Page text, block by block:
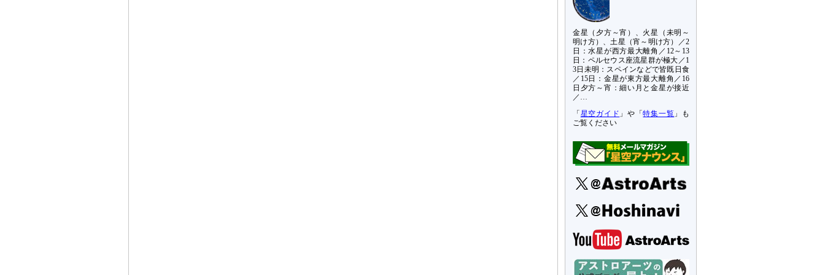
金星（夕方～宵）、火星（未明～
明け方）、土星（宵～明け方）／2
日：水星が西方最大離角／12～13
日：ペルセウス座流星群が極大／1
3日未明：スペインなどで皆既日食
／15日：金星が東方最大離角／16
日夕方～宵：細い月と金星が接近
／…
「 星空ガイド 」や「特集一覧 」も
ご覧ください